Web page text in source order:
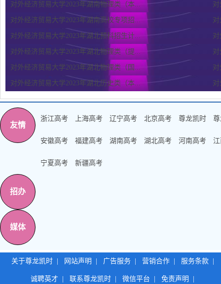
对外经济贸易大学2023年湖南物理类（本...
对外经济贸易大学2023年湖南高校专项招...
对外经济贸易大学2023年湖北预科招生计...
对外经济贸易大学2023年湖北物理类（提...
对外经济贸易大学2023年湖北物理类（国...
对外经济贸易大学2023年湖北历史类（本...
友情
浙江高考 上海高考 辽宁高考 北京高考 尊龙凯时
安徽高考 福建高考 湖南高考 湖北高考 河南高考
宁夏高考 新疆高考
招办
媒体
关于尊龙凯时 网站声明 广告服务 营销合作 服务条款
诚聘英才 联系尊龙凯时 微信平台 免责声明